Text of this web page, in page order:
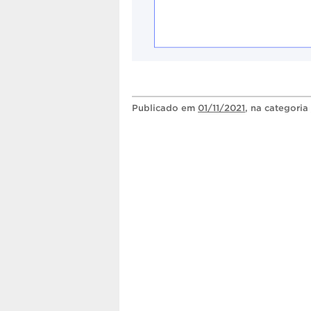
Publicado em 01/11/2021, na categoria